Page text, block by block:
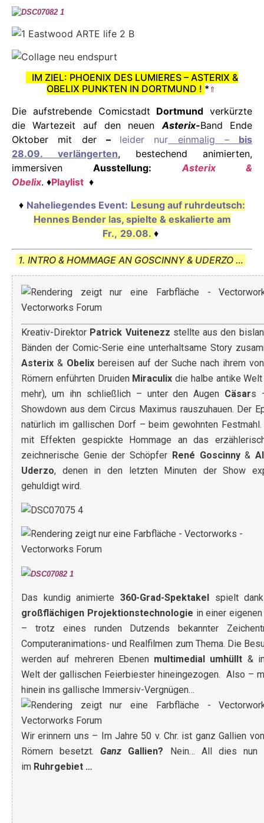
IM ZIEL: PHOENIX DES LUMIERES – ASTERIX &
OBELIX PUNKTEN IN DORTMUND ! *⇑
Die aufstrebende Comicstadt Dortmund verkürzte
die Wartezeit auf den neuenAsterix-Band Ende
Oktober mit der – leider nur einmalig – bis
28.09. verlängerten, bestechend animierten,
immersiven Ausstellung:
Asterix &
Obelix. ♦Playlist ♦
♦ Naheliegendes Event: Lesung auf ruhrdeutsch:
Hennes Bender las, spielte & eskalierte am
Fr., 29.08. ♦
1. INTRO & HOMMAGE AN GOSCINNY & UDERZO …
Kreativ-Direktor Patrick Vuitenezz stellte aus den
Bänden der Comic-Serie eine unterhaltsame Story
Asterix & Obelix bereisen auf der Suche nach ihrem
Römern enführten Druiden Miraculix die halbe antike Welt
mehr), um ihn schließlich – unter den Augen Cäsars
Showdown aus dem Circus Maximus rauszuhauen. Der
natürlich im gallischen Dorf – beim gewohnten Festmahl.
mit Effekten gespickte Hommage an das
zeichnerische Genie der Schöpfer René Goscinny&
Uderzo, denen in den letzten Minuten der Show
gehuldigt wird.
Das kundig animierte 360-Grad-Spektakel spielt
großflächigen Projektionstechnologie in einer
– trotz eines runden Dutzends bekannter
Computeranimations- und Realfilmen zum Thema. Die
werden auf mehreren Ebenen multimedial umhüllt &
Welt der gallischen Feierbiester hineingezogen. Also –
hinein ins gallische Immersiv-Vergnügen…
Wir erinnern uns – Im Jahre 50 v. Chr. ist ganz Gallien
Römern besetzt.Ganz Gallien? Nein… All dies nun
im Ruhrgebiet …